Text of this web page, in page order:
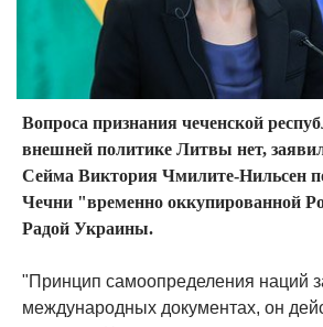
Вопроса признания чеченской
внешней политике Литвы нет,
Cейма Виктория Чмилите-Нильсен
Чечни "временно оккупированной
Радой Украины.
"Принцип самоопределения наций
международных документах, он